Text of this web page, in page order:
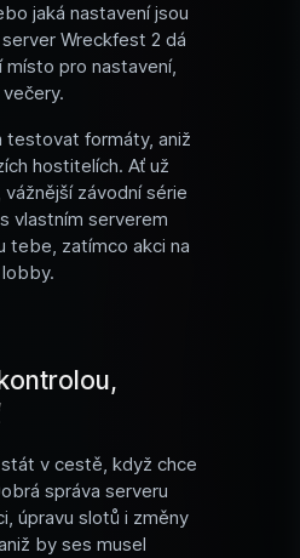
jaká nastavení jsou
Wreckfest 2 dá
pro nastavení,
testovat formáty, aniž
hostitelích. Ať už
závodní série
vlastním serverem
tebe, zatímco akci na
v cestě, když chce
správa serveru
úpravu slotů i změny
by ses musel